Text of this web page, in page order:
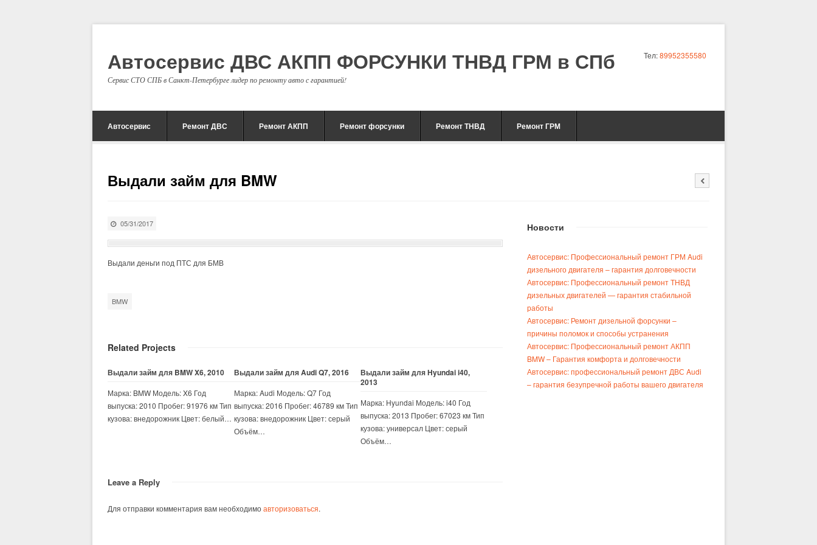
Автосервис ДВС АКПП ФОРСУНКИ ТНВД ГРМ в СПб
Сервис СТО СПБ в Санкт-Петербурге лидер по ремонту авто с гарантией!
Тел:89952355580
Автосервис Ремонт ДВС Ремонт АКПП Ремонт форсунки Ремонт ТНВД Ремонт ГРМ
Выдали займ для BMW
05/31/2017
Выдали деньги под ПТС для БМВ
BMW
Related Projects
Выдали займ для BMW X6, 2010
Марка: BMW Модель: X6 Год
выпуска: 2010 Пробег: 91976 км Тип
кузова: внедорожник Цвет: белый…
Выдали займ для Audi Q7, 2016
Марка: Audi Модель: Q7 Год
выпуска: 2016 Пробег: 46789 км Тип
кузова: внедорожник Цвет: серый
Объём…
Выдали займ для Hyundai i40,
2013
Марка: Hyundai Модель: i40 Год
выпуска: 2013 Пробег: 67023 км Тип
кузова: универсал Цвет: серый
Объём…
Leave a Reply
Для отправки комментария вам необходимоавторизоваться.
Новости
Автосервис: Профессиональный ремонт ГРМ Audi
дизельного двигателя – гарантия долговечности
Автосервис: Профессиональный ремонт ТНВД
дизельных двигателей — гарантия стабильной
работы
Автосервис: Ремонт дизельной форсунки –
причины поломок и способы устранения
Автосервис: Профессиональный ремонт АКПП
BMW – Гарантия комфорта и долговечности
Автосервис: профессиональный ремонт ДВС Audi
– гарантия безупречной работы вашего двигателя